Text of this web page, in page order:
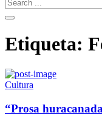
Etiqueta:
Cultura
“Prosa